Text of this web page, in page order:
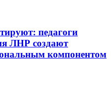
педагоги
ЛНР создают
компонентом